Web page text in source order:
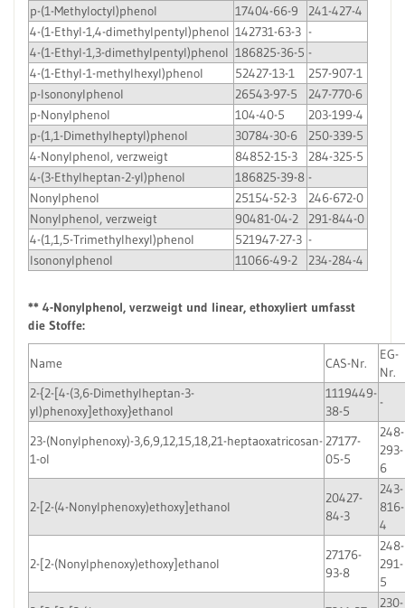
p-(1-Methyloctyl)phenol
17404-66-9
241-427-4
4-(1-Ethyl-1,4-dimethylpentyl)phenol 142731-63-3 -
4-(1-Ethyl-1,3-dimethylpentyl)phenol 186825-36-5 -
4-(1-Ethyl-1-methylhexyl)phenol
52427-13-1
257-907-1
p-Isononylphenol
26543-97-5
247-770-6
p-Nonylphenol
104-40-5
203-199-4
p-(1,1-Dimethylheptyl)phenol
30784-30-6
250-339-5
4-Nonylphenol, verzweigt
84852-15-3
284-325-5
4-(3-Ethylheptan-2-yl)phenol
186825-39-8 -
Nonylphenol
25154-52-3
246-672-0
Nonylphenol, verzweigt
90481-04-2
291-844-0
4-(1,1,5-Trimethylhexyl)phenol
521947-27-3 -
Isononylphenol
11066-49-2 234-284-4
** 4-Nonylphenol, verzweigt und linear, ethoxyliert umfasst
die Stoffe:
Name CAS-Nr.
EG-
Nr.
2-{2-[4-(3,6-Dimethylheptan-3-
yl)phenoxy]ethoxy}ethanol
1119449-
38-5
-
23-(Nonylphenoxy)-3,6,9,12,15,18,21-heptaoxatricosan-
1-ol
27177-
05-5
248-
293-
6
2-[2-(4-Nonylphenoxy)ethoxy]ethanol
20427-
84-3
243-
816-
4
2-[2-(Nonylphenoxy)ethoxy]ethanol
27176-
93-8
248-
291-
5
230-